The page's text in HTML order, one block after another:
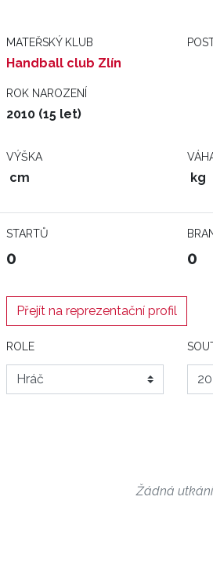
MATEŘSKÝ KLUB
Handball club Zlín
ROK NAROZENÍ
2010 (15 let)
VÝŠKA
cm kg
STARTŮ
0 0
Přejít na reprezentační profil
ROLE
Žádná